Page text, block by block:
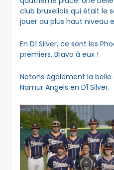
club bruxellois qui était le
jouer au plus haut niveau
En D1 Silver, ce sont les
premiers. Bravo à eux !
Notons également la
Namur Angels en D1 Silver.